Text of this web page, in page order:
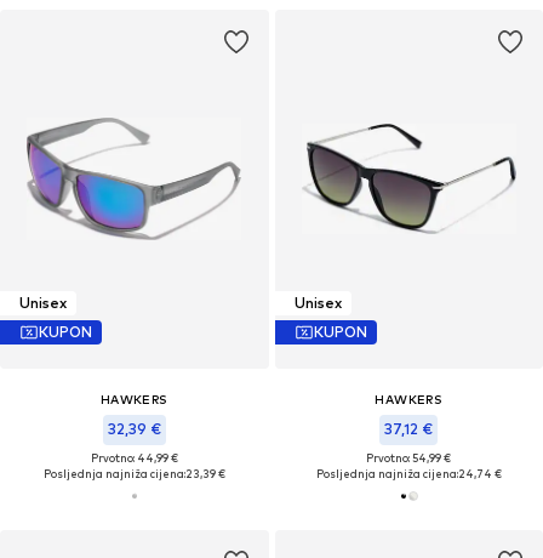
Unisex
KUPON
HAWKERS
32,39 €
Prvotno: 44,99 €
Posljednja najniža cijena:23,39 €
Unisex
KUPON
HAWKERS
37,12 €
Prvotno: 54,99 €
Posljednja najniža cijena:24,74 €